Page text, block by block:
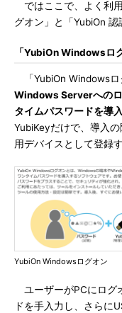
ではここで、よく利
グオン」と「YubiOn 認
「YubiOn Windowsロ
「YubiOn Windowsロ
Windows Serverへの
タイムパスワードを導
YubiKeyだけで、導入
用デバイスとして登録
YubiOn Windowsログオン
ユーザーがPCにログ
ドを手入力し、さらに